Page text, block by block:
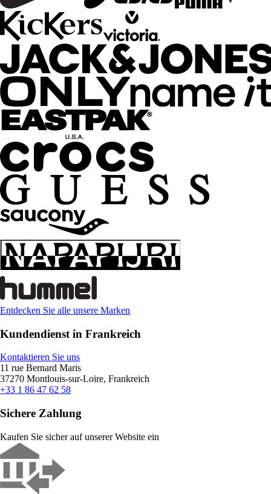
Entdecken Sie alle unsere Marken
Kundendienst in Frankreich
Kontaktieren Sie uns
11 rue Bernard Maris
37270 Montlouis-sur-Loire, Frankreich
+33 1 86 47 62 58
Sichere Zahlung
Kaufen Sie sicher auf unserer Website ein